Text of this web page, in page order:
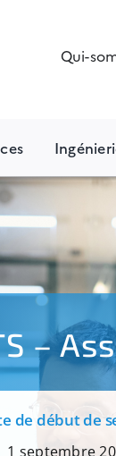
Qui-
–
de début de
1 septembre